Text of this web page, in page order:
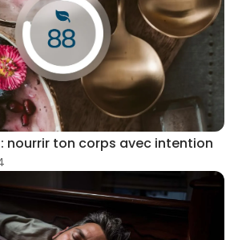
nourrir ton corps avec intention